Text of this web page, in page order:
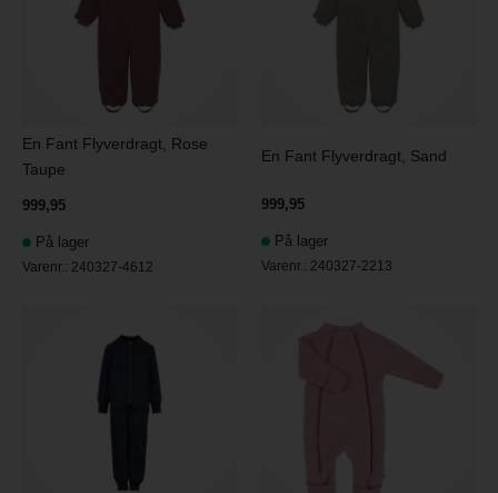
En Fant Flyverdragt, Rose
Taupe
999,95
På lager
Varenr.: 240327-4612
En Fant Flyverdragt, Sand
999,95
På lager
Varenr.: 240327-2213